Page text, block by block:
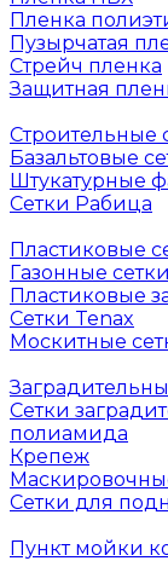
Пленка
Пузырчатая
Cтрейч пленка
Защитная
Строительные
Базальтовые
Штукатурные
Сетки Рабица
Пластиковые
Газонные сетки
Пластиковые
Сетки Tenax
Москитные
Сетки
полиамида
Крепеж
Сетки для
Пункт мойки